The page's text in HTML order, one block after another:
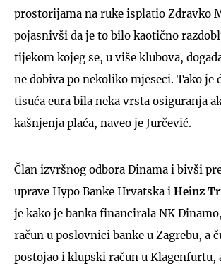
prostorijama na ruke isplatio Zdravko
pojasnivši da je to bilo kaotično
tijekom kojeg se, u više klubova,
ne dobiva po nekoliko mjeseci. Tako je
tisuća eura bila neka vrsta osiguranja
kašnjenja plaća, naveo je Jurčević.
Član izvršnog odbora Dinama i bivši
uprave Hypo Banke Hrvatska i Heinz
je kako je banka financirala NK
račun u poslovnici banke u Zagrebu, a
postojao i klupski račun u Klagenfurtu,